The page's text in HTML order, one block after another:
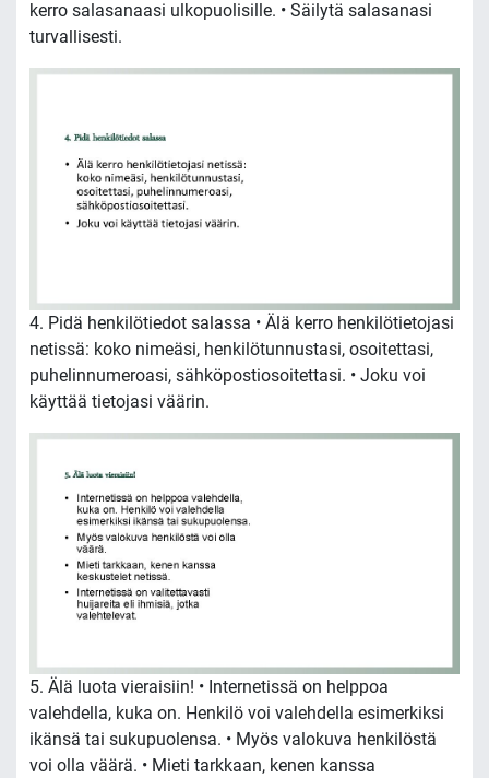
kerro salasanaasi ulkopuolisille. • Säilytä salasanasi
turvallisesti.
4. Pidä henkilötiedot salassa • Älä kerro henkilötietojasi
netissä: koko nimeäsi, henkilötunnustasi, osoitettasi,
puhelinnumeroasi, sähköpostiosoitettasi. • Joku voi
käyttää tietojasi väärin.
5. Älä luota vieraisiin! • Internetissä on helppoa
valehdella, kuka on. Henkilö voi valehdella esimerkiksi
ikänsä tai sukupuolensa. • Myös valokuva henkilöstä
voi olla väärä. • Mieti tarkkaan, kenen kanssa